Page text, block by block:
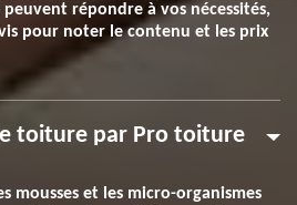
répondre à vos nécessités,
pour noter le contenu et les prix
toiture par Pro toiture
mousses et les micro-organismes